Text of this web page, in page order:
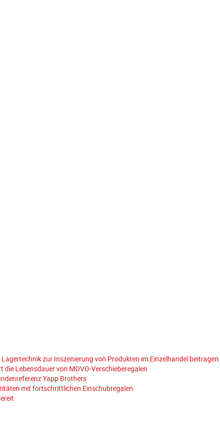
zur Inszenierung von Produkten im Einzelhandel beitragen
Lebensdauer von MOVO-Verschieberegalen
Yapp Brothers
mit fortschrittlichen Einschubregalen